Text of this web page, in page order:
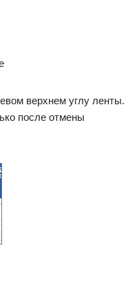
верхнем углу ленты.
после отмены